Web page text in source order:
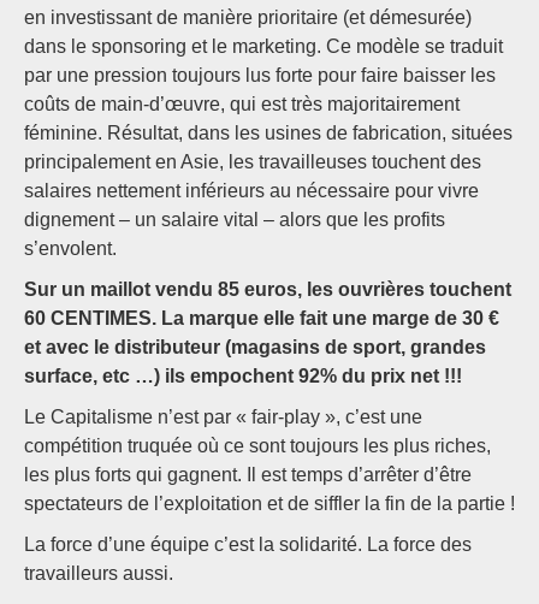
en investissant de manière prioritaire (et démesurée)
dans le sponsoring et le marketing. Ce modèle se traduit
par une pression toujours lus forte pour faire baisser les
coûts de main-d’œuvre, qui est très majoritairement
féminine. Résultat, dans les usines de fabrication, situées
principalement en Asie, les travailleuses touchent des
salaires nettement inférieurs au nécessaire pour vivre
dignement – un salaire vital – alors que les profits
s’envolent.
Sur un maillot vendu 85 euros, les ouvrières touchent
60 CENTIMES. La marque elle fait une marge de 30 €
et avec le distributeur (magasins de sport, grandes
surface, etc …) ils empochent 92% du prix net !!!
Le Capitalisme n’est par « fair-play », c’est une
compétition truquée où ce sont toujours les plus riches,
les plus forts qui gagnent. Il est temps d’arrêter d’être
spectateurs de l’exploitation et de siffler la fin de la partie !
La force d’une équipe c’est la solidarité. La force des
travailleurs aussi.